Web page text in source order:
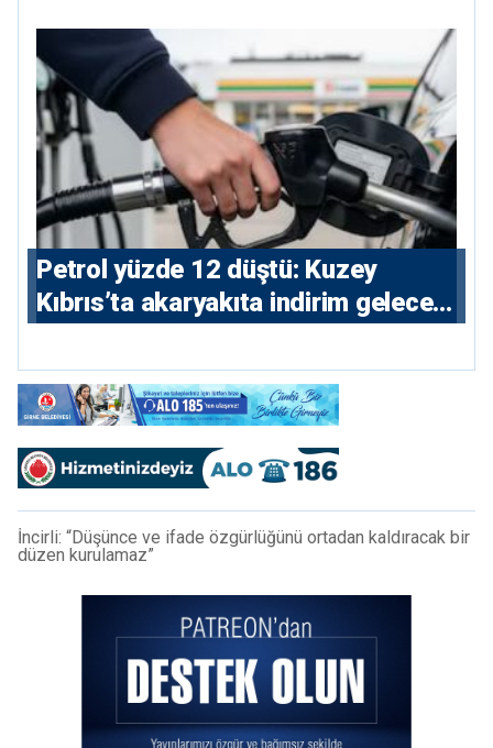
Petrol yüzde 12 düştü: Kuzey
Kıbrıs’ta akaryakıta indirim gelecek
İncirli: “Düşünce ve ifade özgürlüğünü ortadan kaldıracak bir
düzen kurulamaz”